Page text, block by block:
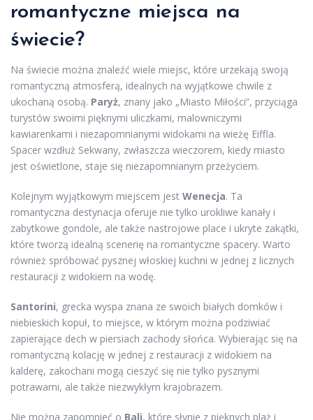
romantyczne miejsca na
świecie?
Na świecie można znaleźć wiele miejsc, które urzekają swoją
romantyczną atmosferą, idealnych na wyjątkowe chwile z
ukochaną osobą. Paryż, znany jako „Miasto Miłości”, przyciąga
turystów swoimi pięknymi uliczkami, malowniczymi
kawiarenkami i niezapomnianymi widokami na wieżę Eiffla.
Spacer wzdłuż Sekwany, zwłaszcza wieczorem, kiedy miasto
jest oświetlone, staje się niezapomnianym przeżyciem.
Kolejnym wyjątkowym miejscem jest Wenecja. Ta
romantyczna destynacja oferuje nie tylko urokliwe kanały i
zabytkowe gondole, ale także nastrojowe place i ukryte zakątki,
które tworzą idealną scenerię na romantyczne spacery. Warto
również spróbować pysznej włoskiej kuchni w jednej z licznych
restauracji z widokiem na wodę.
Santorini, grecka wyspa znana ze swoich białych domków i
niebieskich kopuł, to miejsce, w którym można podziwiać
zapierające dech w piersiach zachody słońca. Wybierając się na
romantyczną kolację w jednej z restauracji z widokiem na
kalderę, zakochani mogą cieszyć się nie tylko pysznymi
potrawami, ale także niezwykłym krajobrazem.
Nie można zapomnieć o Bali, które słynie z pięknych plaż i